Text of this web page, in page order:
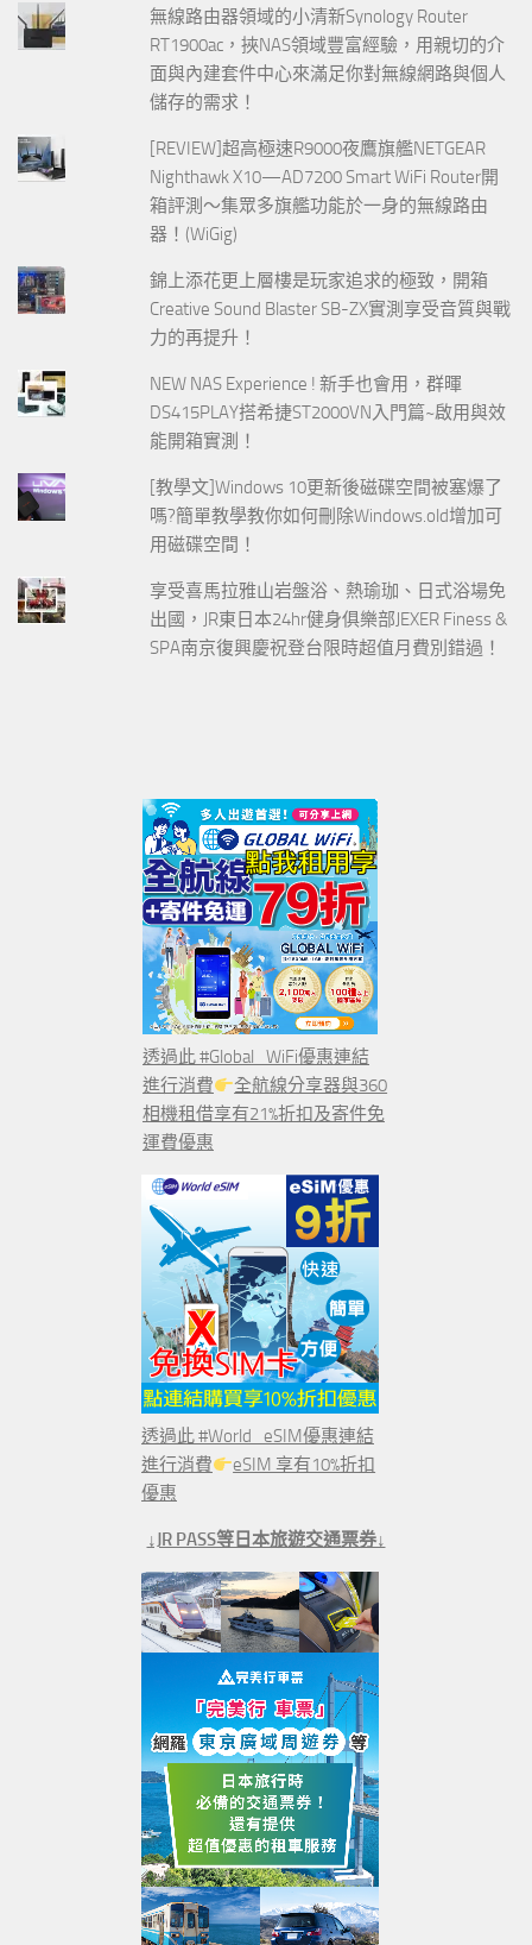
無線路由器領域的小清新Synology Router
RT1900ac，挾NAS領域豐富經驗，用親切的介
面與內建套件中心來滿足你對無線網路與個人
儲存的需求！
[REVIEW]超高極速R9000夜鷹旗艦NETGEAR
Nighthawk X10—AD7200 Smart WiFi Router開
箱評測～集眾多旗艦功能於一身的無線路由
器！(WiGig)
錦上添花更上層樓是玩家追求的極致，開箱
Creative Sound Blaster SB-ZX實測享受音質與戰
力的再提升！
NEW NAS Experience ! 新手也會用，群暉
DS415PLAY搭希捷ST2000VN入門篇~啟用與效
能開箱實測！
[教學文]Windows 10更新後磁碟空間被塞爆了
嗎?簡單教學教你如何刪除Windows.old增加可
用磁碟空間！
享受喜馬拉雅山岩盤浴、熱瑜珈、日式浴場免
出國，JR東日本24hr健身俱樂部JEXER Finess &
SPA南京復興慶祝登台限時超值月費別錯過！
透過此 #Global_WiFi優惠連結
進行消費
全航線分享器與360
相機租借享有21%折扣及寄件免
運費優惠
透過此 #World_eSIM優惠連結
進行消費
eSIM 享有10%折扣
優惠
↓JR PASS等日本旅遊交通票券↓